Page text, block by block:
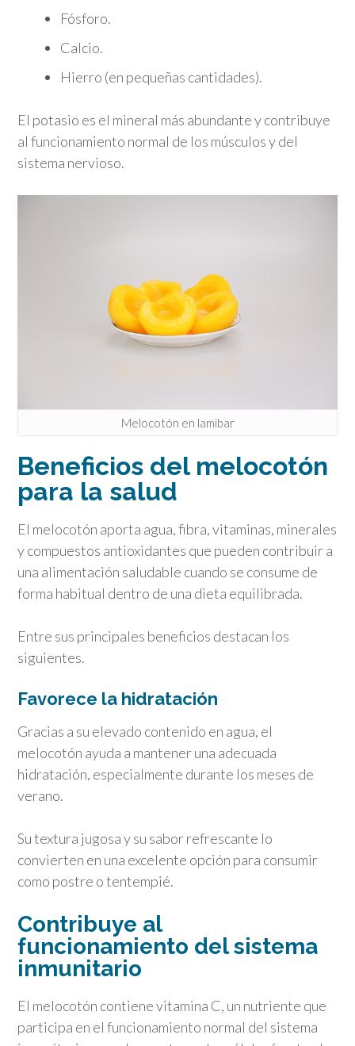
Fósforo.
Calcio.
Hierro (en pequeñas cantidades).
El potasio es el mineral más abundante y contribuye
al funcionamiento normal de los músculos y del
sistema nervioso.
Melocotón en lamibar
Beneficios del melocotón
para la salud
El melocotón aporta agua, fibra, vitaminas, minerales
y compuestos antioxidantes que pueden contribuir a
una alimentación saludable cuando se consume de
forma habitual dentro de una dieta equilibrada.
Entre sus principales beneficios destacan los
siguientes.
Favorece la hidratación
Gracias a su elevado contenido en agua, el
melocotón ayuda a mantener una adecuada
hidratación, especialmente durante los meses de
verano.
Su textura jugosa y su sabor refrescante lo
convierten en una excelente opción para consumir
como postre o tentempié.
Contribuye al
funcionamiento del sistema
inmunitario
El melocotón contiene vitamina C, un nutriente que
participa en el funcionamiento normal del sistema